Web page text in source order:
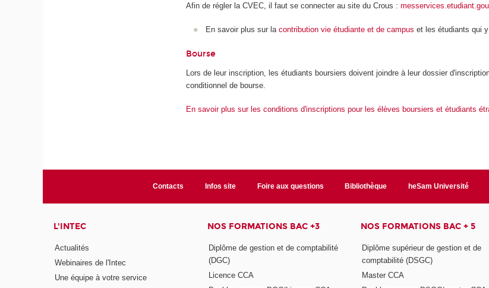
Afin de régler la CVEC, il faut se connecter au site du Crous :
En savoir plus sur la contribution vie étudiante et de campus et les étudiants qui
Bourse
Lors de leur inscription, les étudiants boursiers doivent joindre à leur dossier
conditionnel de bourse.
En savoir plus sur les conditions d'inscriptions pour les élèves boursiers et étudiants
Contacts Infos site Foire aux questions Bibliothèque heSam Université
L'INTEC
Actualités
Webinaires de l'Intec
Une équipe à votre service
NOS FORMATIONS BAC +3
Diplôme de gestion et de comptabilité
(DGC)
Licence CCA
NOS FORMATIONS BAC + 5
Diplôme supérieur de gestion et de
comptabilité (DSGC)
Master CCA